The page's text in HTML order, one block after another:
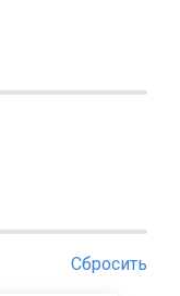
Сбросить